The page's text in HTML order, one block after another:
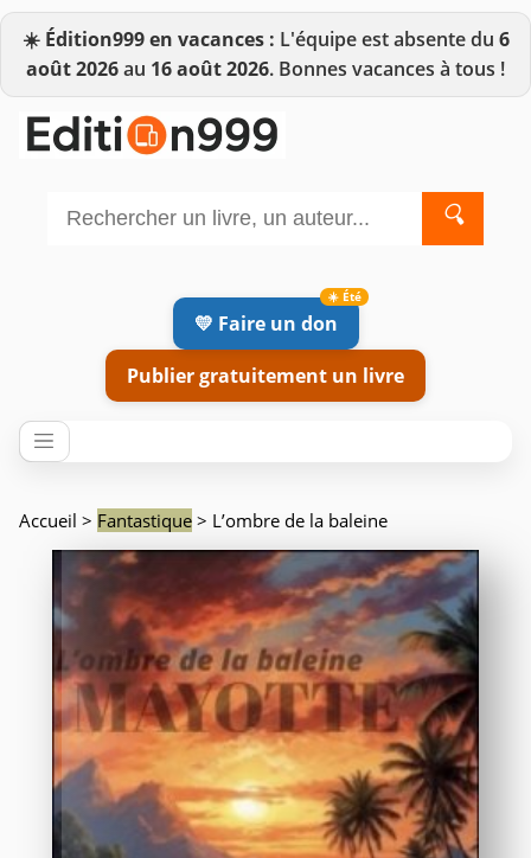
☀️ Édition999 en vacances : L'équipe est absente du 6
août 2026au 16 août 2026. Bonnes vacances à tous !
🔍
💛 Faire un don
Publier gratuitement un livre
Accueil > Fantastique > L’ombre de la baleine